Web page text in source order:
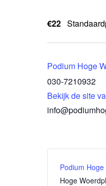
€22
Podium Hoge
030-7210932
Bekijk de site
Podium Hoge
Hoge